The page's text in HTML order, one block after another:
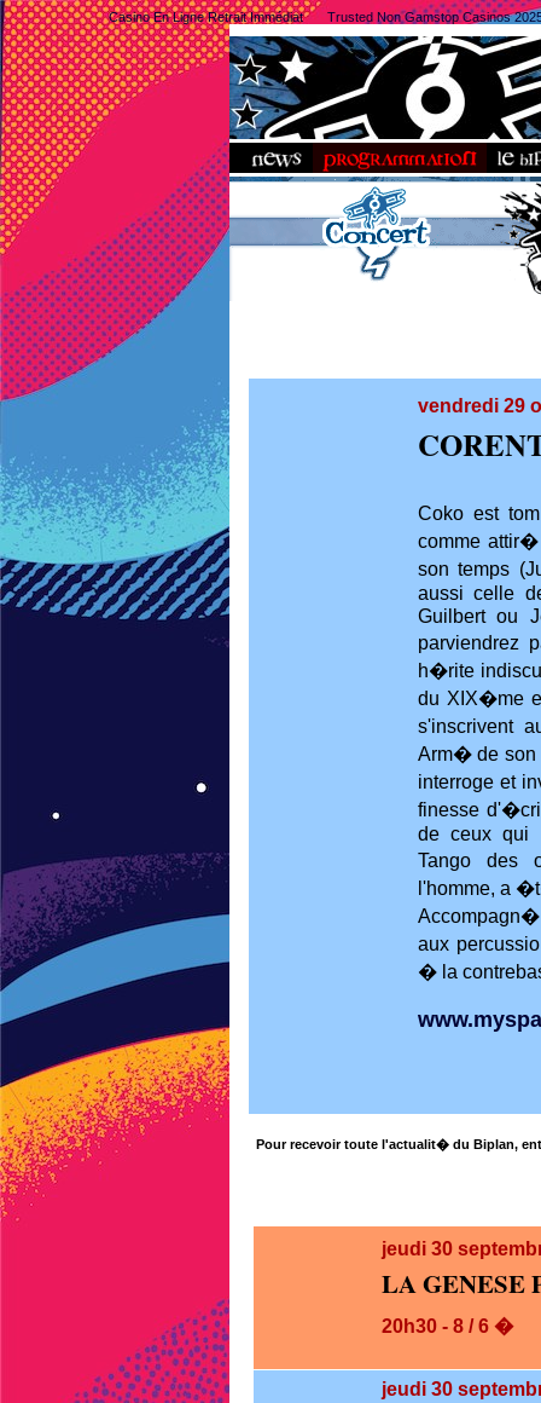
Casino En Ligne Retrait Immédiat Trusted Non Gamstop Casinos
vendredi 29
Coko est
comme
son temps
aussi celle
Guilbert ou
parviendrez
h�rite
du XIX�me
s'inscrivent
Arm� de son
interroge et
finesse
de ceux qui
Tango des
l'homme, a
aux
� la
Pour recevoir toute l'actualit� du Biplan,
jeudi 30
LA GENESE
20h30 - 8 / 6 �
jeudi 30